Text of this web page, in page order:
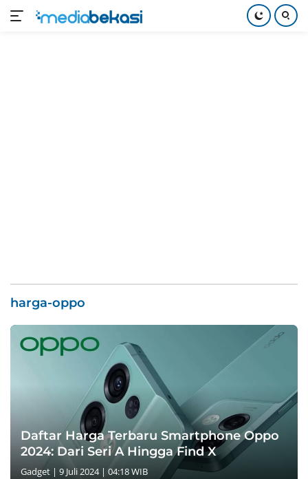
harga-oppo
Daftar Harga Terbaru Smartphone Oppo
2024: Dari Seri A Hingga Find X
Gadget | 9 Juli 2024 | 04:18 WIB